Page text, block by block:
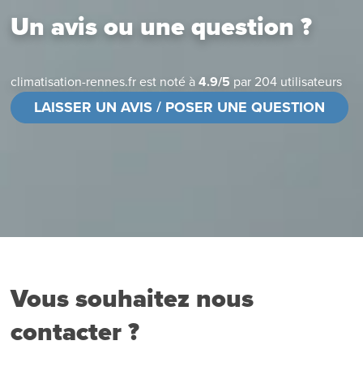
Un avis ou une question ?
climatisation-rennes.fr est noté à4.9/5 par 204 utilisateurs
LAISSER UN AVIS / POSER UNE QUESTION
Vous souhaitez nous
contacter ?